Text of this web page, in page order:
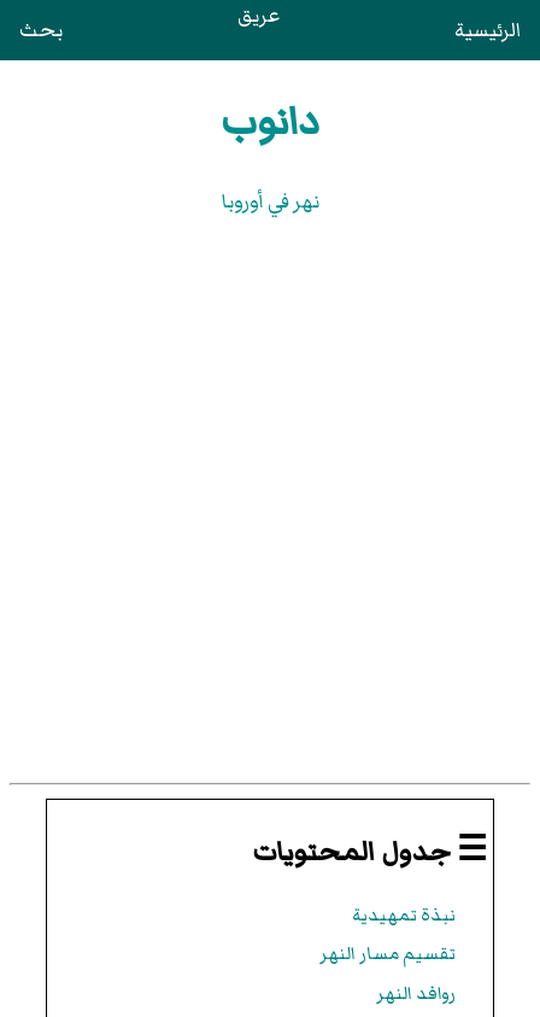
الرئيسية عريق بحث
دانوب
نهر في أوروبا
☰ جدول المحتويات
نبذة تمهيدية
تقسيم مسار النهر
روافد النهر